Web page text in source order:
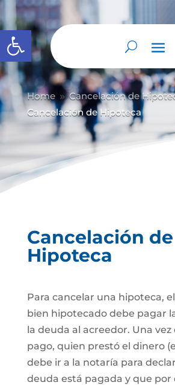
Abrir barra de herramientas
Home 9 Cancelación de
Cancelación de Hipoteca
Cancelación de
Hipoteca
Para cancelar una hipoteca,
bien hipotecado debe pagar
la deuda al acreedor. Una
pago, quien prestó el dinero
debe ir a la notaría para
deuda está pagada y que por